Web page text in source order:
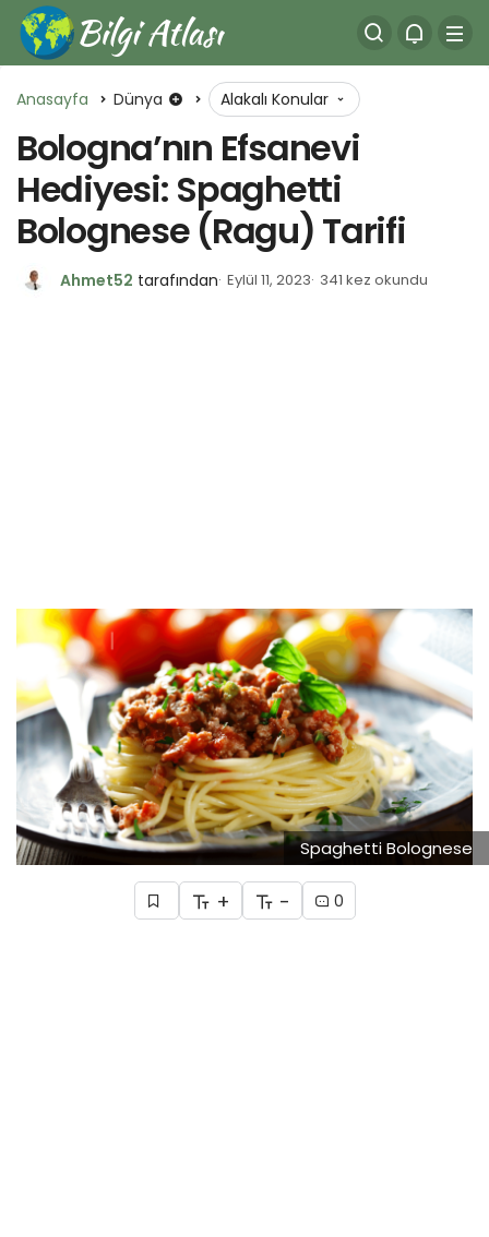
Anasayfa Dünya Alakalı Konular
Bologna’nın Efsanevi
Hediyesi: Spaghetti
Bolognese (Ragu) Tarifi
Ahmet52 tarafından Eylül 11, 2023 341 kez okundu
Spaghetti Bolognese
+ - 0